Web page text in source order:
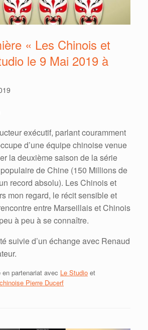
« Les Chinois et
le 9 Mai 2019 à
exécutif, parlant couramment
d’une équipe chinoise venue
la deuxième saison de la série
de Chine (150 Millions de
record absolu). Les Chinois et
mon regard, le récit sensible et
entre Marseillais et Chinois
à peu à se connaître.
suivie d’un échange avec Renaud
partenariat avec Le Studio et
Pierre Ducerf